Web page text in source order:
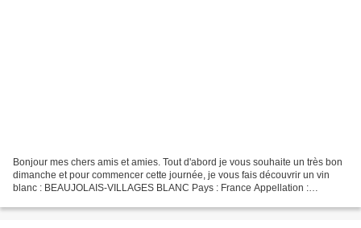
Bonjour mes chers amis et amies. Tout d'abord je vous souhaite un très bon
dimanche et pour commencer cette journée, je vous fais découvrir un vin
blanc : BEAUJOLAIS-VILLAGES BLANC Pays : France Appellation :